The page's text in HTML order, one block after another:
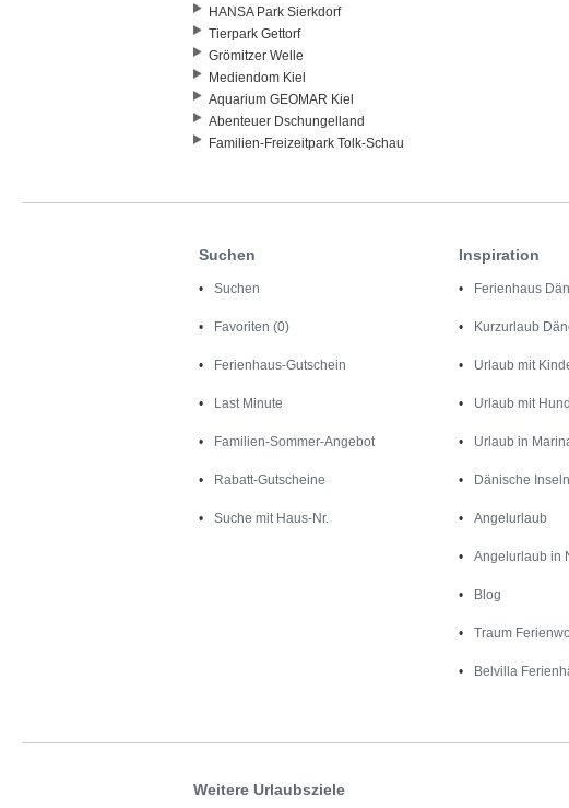
HANSA Park Sierkdorf
Tierpark Gettorf
Grömitzer Welle
Mediendom Kiel
Aquarium GEOMAR Kiel
Abenteuer Dschungelland
Familien-Freizeitpark Tolk-Schau
Suchen
Suchen
Favoriten (0)
Ferienhaus-Gutschein
Last Minute
Familien-Sommer-Angebot
Rabatt-Gutscheine
Suche mit Haus-Nr.
Inspiration
Ferienhaus
Kurzurlaub
Urlaub mit
Urlaub mit Hund
Urlaub in
Dänische Inseln
Angelurlaub
Angelurlaub in
Blog
Traum
Belvilla
Weitere Urlaubsziele